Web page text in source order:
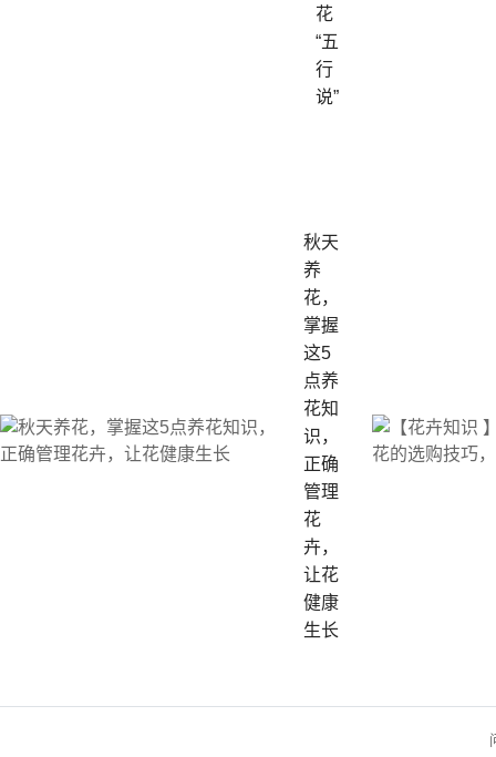
花
“五
行
说”
秋天
养
花，
掌握
这5
点养
花知
识，
正确
管理
花
卉，
让花
健康
生长